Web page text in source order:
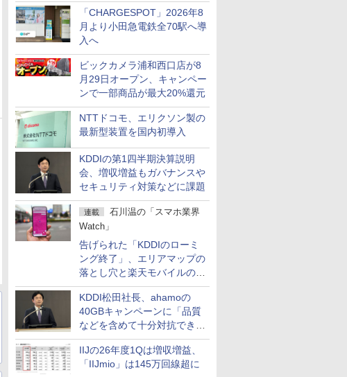
「CHARGESPOT」2026年8
月より小田急電鉄全70駅へ導
入へ
ビックカメラ浦和西口店が8
月29日オープン、キャンペー
ンで一部商品が最大20%還元
NTTドコモ、エリクソン製の
最新型装置を国内初導入
KDDIの第1四半期決算説明
会、増収増益もガバナンスや
セキュリティ対策などに課題
連載
石川温の「スマホ業界
Watch」
告げられた「KDDIのローミ
ング終了」、エリアマップの
落とし穴と楽天モバイルの課
題
KDDI松田社長、ahamoの
40GBキャンペーンに「品質
などを含めて十分対抗でき
る」
IIJの26年度1Qは増収増益、
「IIJmio」は145万回線超に